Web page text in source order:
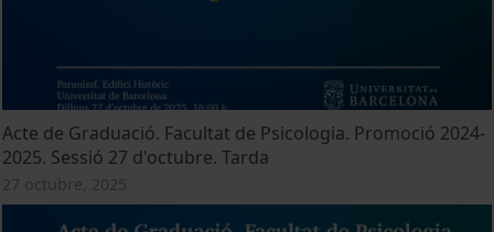
Acte de Graduació. Facultat de Psicologia. Promoció 2024-
2025. Sessió 27 d'octubre. Tarda
27 octubre, 2025